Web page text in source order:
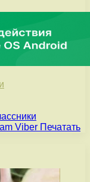
Viber Печатать